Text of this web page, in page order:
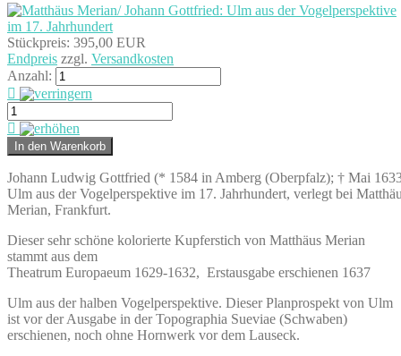
Stückpreis: 395,00 EUR
Endpreis zzgl. Versandkosten
Anzahl:
Johann Ludwig Gottfried (* 1584 in Amberg (Oberpfalz); † Mai
Ulm aus der Vogelperspektive im 17. Jahrhundert, verlegt bei
Merian, Frankfurt.
Dieser sehr schöne kolorierte Kupferstich von Matthäus Merian
stammt aus dem
Theatrum Europaeum 1629-1632, Erstausgabe erschienen 1637
Ulm aus der halben Vogelperspektive. Dieser Planprospekt von Ulm
ist vor der Ausgabe in der Topographia Sueviae (Schwaben)
erschienen, noch ohne Hornwerk vor dem Lauseck.